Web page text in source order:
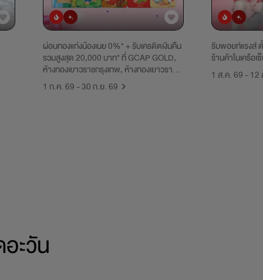
ยอดนิยมมาใหม่
ผ่อนทองแท่งน้องเนย 0%* + รับเครดิตเงินคืน
รวมสูงสุด 20,000 บาท* ที่ GCAP GOLD,
ห้างทองเยาวราชกรุงเทพ, ห้างทองเยาวราช
ศรีนครินทร์ และห้างทองหวังอยากมี ที่ 0%
OUTLET บนแอปฯ UCHOOSE เท่านั้น
1 ก.ค. 69 - 30 ก.ย. 69
ยอดนิยมมาใหม่
รับพอยท์แรงส์
ร้านค้าในเครือ
1 ส.ค. 69 - 12
ะวัน